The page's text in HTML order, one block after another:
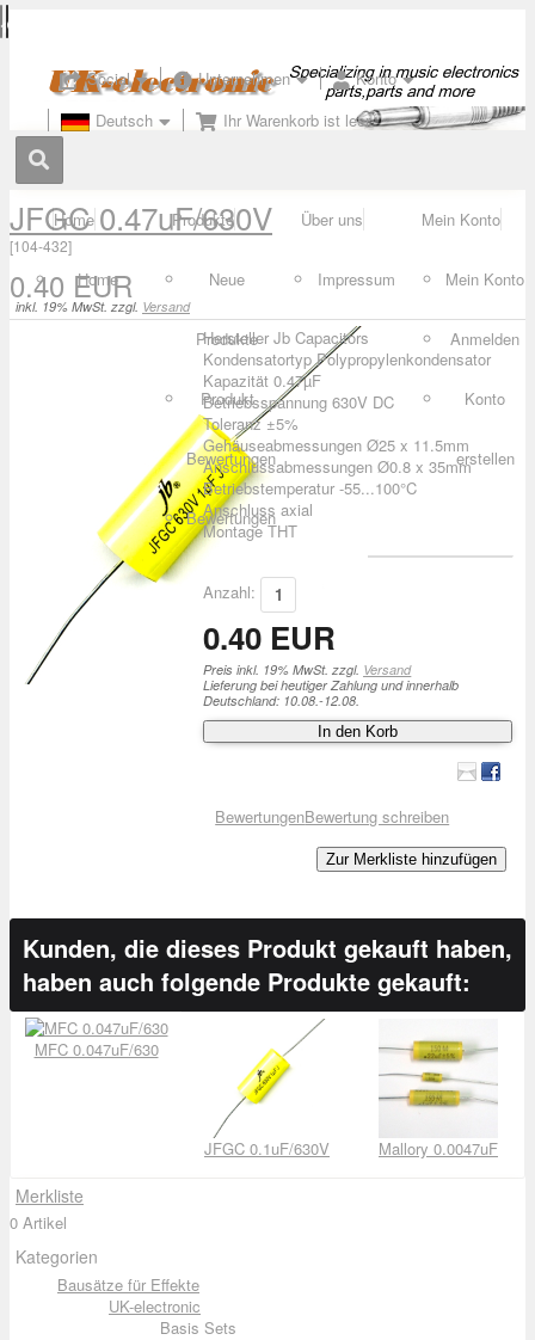
Social Unternehmen
Konto
Deutsch
Ihr Warenkorb ist leer
Home
Home
Produkte
Neue
Produkte
Produkt
Bewertungen
Bewertungen
Über uns
Impressum
Mein Konto
Mein Konto
Anmelden
Konto
erstellen
JFGC 0.47uF/630V
[104-432]
0.40 EUR
inkl. 19% MwSt. zzgl. Versand
Hersteller Jb Capacitors
Kondensatortyp Polypropylenkondensator
Kapazität 0.47µF
Betriebsspannung 630V DC
Toleranz ±5%
Gehäuseabmessungen Ø25 x 11.5mm
Anschlussabmessungen Ø0.8 x 35mm
Betriebstemperatur -55...100°C
Anschluss axial
Montage THT
Anzahl:
0.40 EUR
Preis inkl. 19% MwSt. zzgl. Versand
Lieferung bei heutiger Zahlung und innerhalb
Deutschland: 10.08.-12.08.
In den Korb
BewertungenBewertung schreiben
Zur Merkliste hinzufügen
Kunden, die dieses Produkt gekauft haben,
haben auch folgende Produkte gekauft:
MFC 0.047uF/630
JFGC 0.1uF/630V Mallory 0.0047uF
Merkliste
0 Artikel
Kategorien
Bausätze für Effekte
UK-electronic
Basis Sets